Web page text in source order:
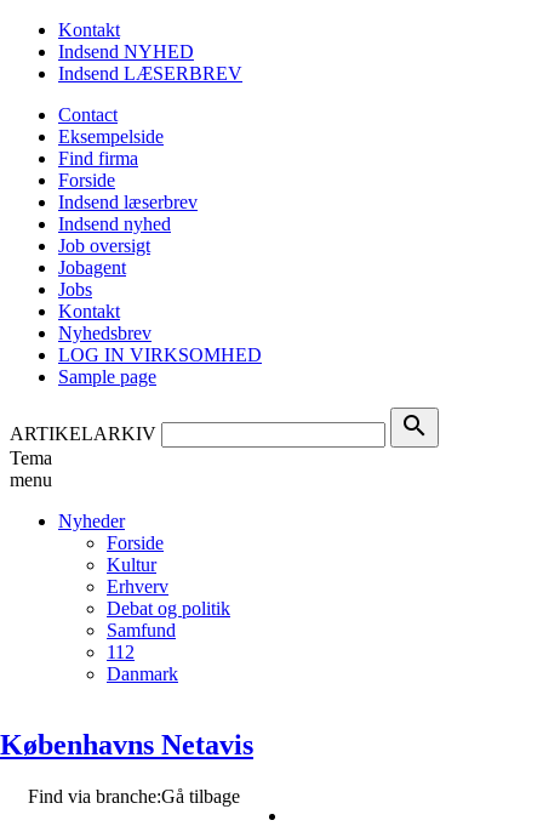
Kontakt
Indsend NYHED
Indsend LÆSERBREV
Contact
Eksempelside
Find firma
Forside
Indsend læserbrev
Indsend nyhed
Job oversigt
Jobagent
Jobs
Kontakt
Nyhedsbrev
LOG IN VIRKSOMHED
Sample page
ARTIKELARKIV search
Tema
menu
Nyheder
Forside
Kultur
Erhverv
Debat og politik
Samfund
112
Danmark
Københavns Netavis
Find via branche:Gå tilbage